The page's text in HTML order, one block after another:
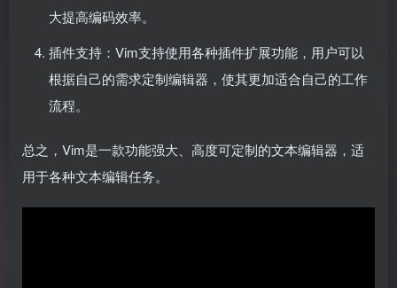
大提高编码效率。
插件支持：Vim支持使用各种插件扩展功能，用户可以
根据自己的需求定制编辑器，使其更加适合自己的工作
流程。
总之，Vim是一款功能强大、高度可定制的文本编辑器，适
用于各种文本编辑任务。